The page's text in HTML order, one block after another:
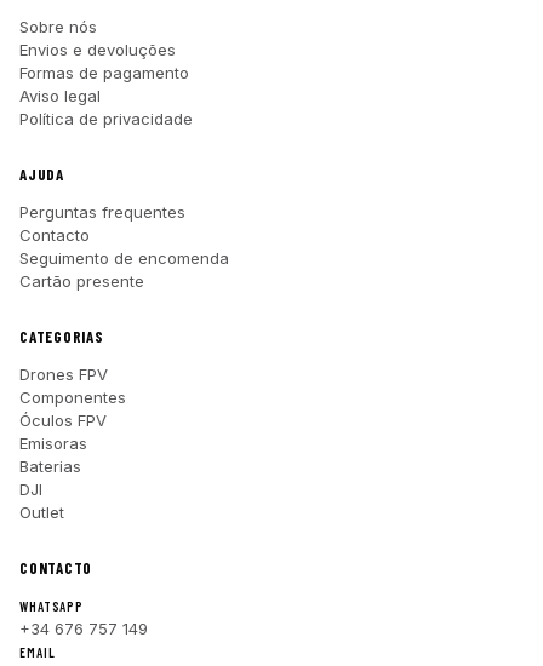
Sobre nós
Envios e devoluções
Formas de pagamento
Aviso legal
Política de privacidade
AJUDA
Perguntas frequentes
Contacto
Seguimento de encomenda
Cartão presente
CATEGORIAS
Drones FPV
Componentes
Óculos FPV
Emisoras
Baterias
DJI
Outlet
CONTACTO
WHATSAPP
+34 676 757 149
EMAIL